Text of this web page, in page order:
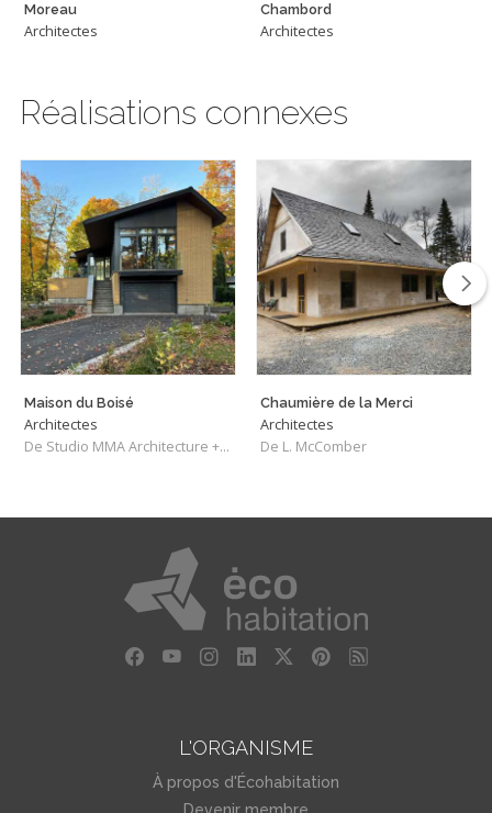
Moreau
Architectes
Chambord
Architectes
Réalisations connexes
Maison du Boisé
Architectes
De Studio MMA Architecture + Design
Chaumière de la Merci
Architectes
De L. McComber
L'ORGANISME
À propos d'Écohabitation